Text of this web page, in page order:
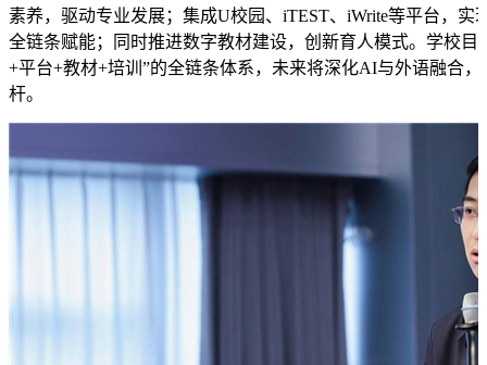
素养，驱动专业发展；集成U校园、iTEST、iWrite等平台
全链条赋能；同时推进数字教材建设，创新育人模式。学校目
+平台+教材+培训”的全链条体系，未来将深化AI与外语融合
杆。